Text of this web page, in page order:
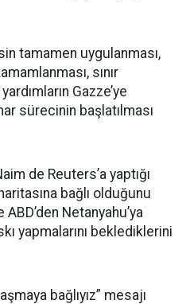
tamamen uygulanması,
sınır
Gazze’ye
sürecinin başlatılması
de Reuters’a yaptığı
bağlı olduğunu
Netanyahu’ya
yapmalarını beklediklerini
bağlıyız” mesajı